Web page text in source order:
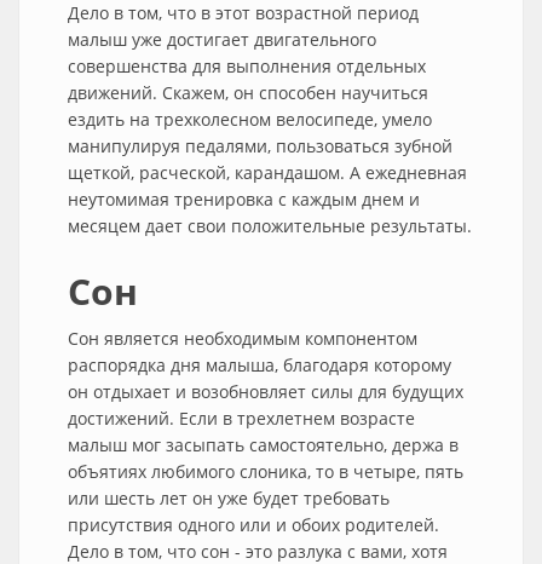
Дело в том, что в этот возрастной период
малыш уже достигает двигательного
совершенства для выполнения отдельных
движений. Скажем, он способен научиться
ездить на трехколесном велосипеде, умело
манипулируя педалями, пользоваться зубной
щеткой, расческой, карандашом. А ежедневная
неутомимая тренировка с каждым днем и
месяцем дает свои положительные результаты.
Сон
Сон является необходимым компонентом
распорядка дня малыша, благодаря которому
он отдыхает и возобновляет силы для будущих
достижений. Если в трехлетнем возрасте
малыш мог засыпать самостоятельно, держа в
объятиях любимого слоника, то в четыре, пять
или шесть лет он уже будет требовать
присутствия одного или и обоих родителей.
Дело в том, что сон - это разлука с вами, хотя